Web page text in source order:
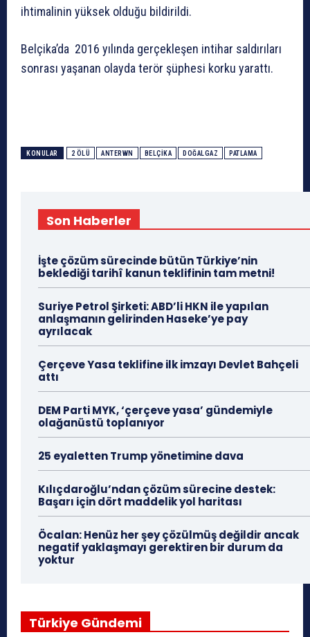
ihtimalinin yüksek olduğu bildirildi.
Belçika’da 2016 yılında gerçekleşen intihar saldırıları
sonrası yaşanan olayda terör şüphesi korku yarattı.
KONULAR 2 ÖLÜ ANTERWN BELÇIKA DOĞALGAZ PATLAMA
Son Haberler
İşte çözüm sürecinde bütün Türkiye’nin
beklediği tarihî kanun teklifinin tam metni!
Suriye Petrol Şirketi: ABD’li HKN ile yapılan
anlaşmanın gelirinden Haseke’ye pay
ayrılacak
Çerçeve Yasa teklifine ilk imzayı Devlet Bahçeli
attı
DEM Parti MYK, ‘çerçeve yasa’ gündemiyle
olağanüstü toplanıyor
25 eyaletten Trump yönetimine dava
Kılıçdaroğlu’ndan çözüm sürecine destek:
Başarı için dört maddelik yol haritası
Öcalan: Henüz her şey çözülmüş değildir ancak
negatif yaklaşmayı gerektiren bir durum da
yoktur
Türkiye Gündemi